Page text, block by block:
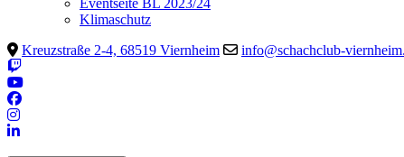
Eventseite BL 2023/24
Klimaschutz
Kreuzstraße 2-4, 68519 Viernheim
info@schachclub-